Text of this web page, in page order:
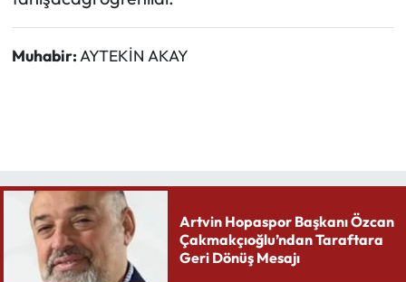
Muhabir:AYTEKİN AKAY
Artvin Hopaspor Başkanı Özcan
Çakmakçıoğlu’ndan Taraftara
Geri Dönüş Mesajı